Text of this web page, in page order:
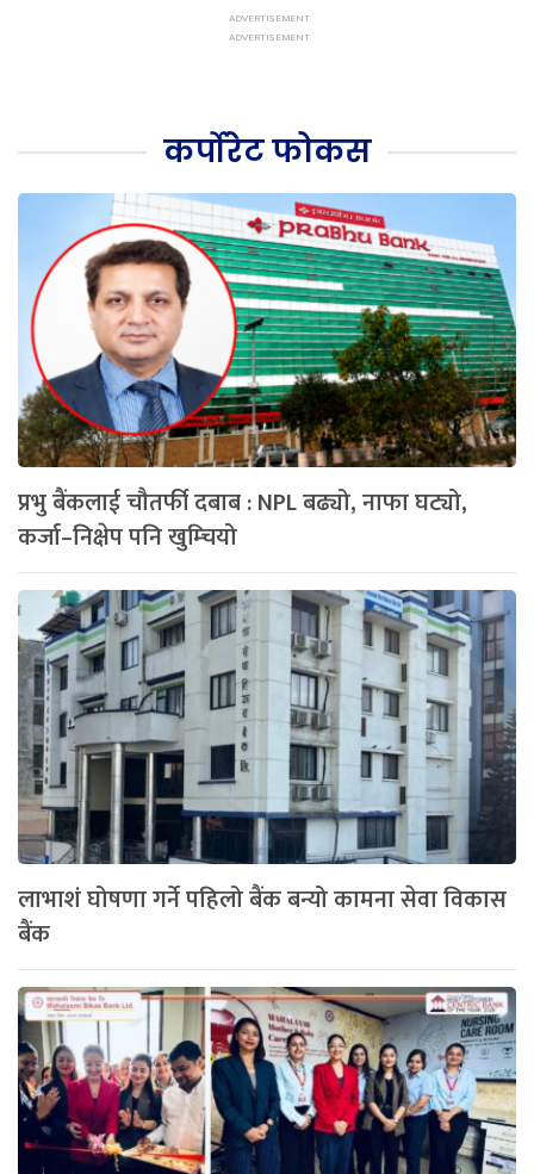
कर्पोरेट फोकस
प्रभु बैंकलाई चौतर्फी दबाब : NPL बढ्यो, नाफा घट्यो,
कर्जा–निक्षेप पनि खुम्चियो
लाभाशं घोषणा गर्ने पहिलो बैंक बन्यो कामना सेवा विकास
बैंक